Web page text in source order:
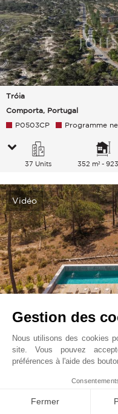
Tróia
Comporta, Portugal
P0503CP
Programme
37 Units 352 m² -
Vidéo
Carvalhal
Comporta, Portugal
Vente
Gestion des
Nous utilisons des cookies
site. Vous pouvez
préférences à l'aide des
Fermer